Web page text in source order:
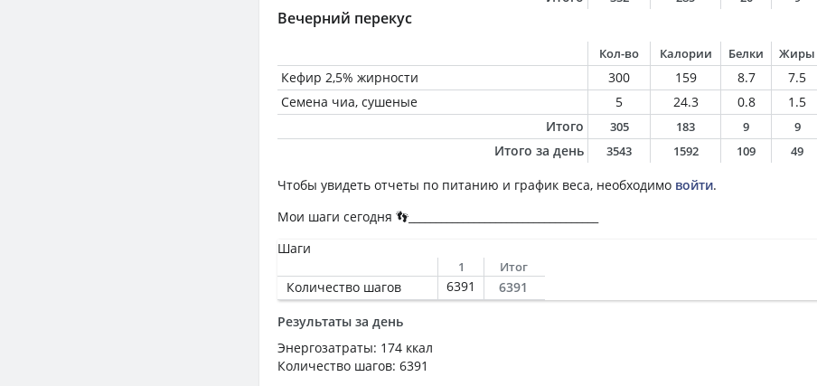
Вечерний перекус
Кол-во Калории Белки Жиры
Кефир 2,5% жирности 300 159 8.7 7.5
Семена чиа, сушеные
5 24.3 0.8 1.5
Итого
305 183 9 9
Итого за день 3543 1592 109 49
Чтобы увидеть отчеты по питанию и график веса, необходимо войти.
Мои шаги сегодня 👣___________________________________
Шаги
1 Итог
Количество шагов 6391
6391
Результаты за день
Энергозатраты: 174 ккал
Количество шагов: 6391